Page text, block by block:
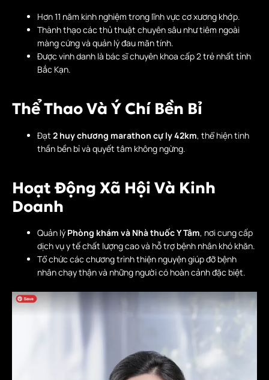
Hơn 11 năm kinh nghiệm trong lĩnh vực cơ xương khớp.
Thành thạo các thủ thuật chuyên sâu như tiêm ngoài
màng cứng và quản lý đau mãn tính.
Được vinh danh là bác sĩ chuyên khoa cấp 2 trẻ nhất tỉnh
Bắc Kạn.
Thể Thao Và Ý Chí Bền Bỉ
Đạt 2 huy chương marathon cự ly 42km, thể hiện tinh
thần bền bỉ và quyết tâm không ngừng.
Hoạt Động Xã Hội Và Kinh
Doanh
Quản lý Phòng khám và Nhà thuốc Y Tâm, nơi cung cấp
dịch vụ y tế chất lượng cao và hỗ trợ bệnh nhân khó khăn.
Tổ chức các chương trình thiện nguyện giúp đỡ bệnh
nhân chạy thận và những người có hoàn cảnh đặc biệt.